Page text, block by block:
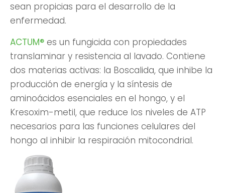
sean propicias para el desarrollo de la
enfermedad.
ACTUM® es un fungicida con propiedades
translaminar y resistencia al lavado. Contiene
dos materias activas: la Boscalida, que inhibe la
producción de energía y la síntesis de
aminoácidos esenciales en el hongo, y el
Kresoxim-metil, que reduce los niveles de ATP
necesarios para las funciones celulares del
hongo al inhibir la respiración mitocondrial.